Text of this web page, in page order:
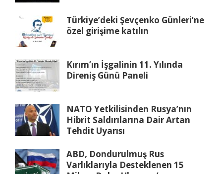
Türkiye’deki Şevçenko Günleri’ne
özel girişime katılın
Kırım’ın İşgalinin 11. Yılında
Direniş Günü Paneli
NATO Yetkilisinden Rusya’nın
Hibrit Saldırılarına Dair Artan
Tehdit Uyarısı
ABD, Dondurulmuş Rus
Varlıklarıyla Desteklenen 15